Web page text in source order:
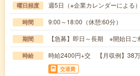
曜日頻度 週5日（※企業カレンダーによる）
時間 9:00～18:00（休憩:60分）
期間 【急募】即日～長期 ※開始日ご
時給 時給2400円+交 【月収例】38
交通費